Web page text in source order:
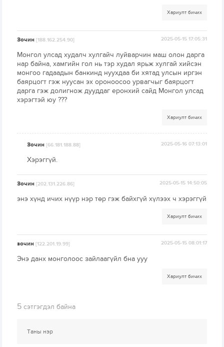
Хариулт бичих
Зочин[188.162.254.90] 2025-05-15 17:05:31
Монгол улсад худалч хулгайч луйварчин маш олон дарга
нар байна, хамгийн гол нь тэр худал ярьж хулгай хийсэн
монгоо гадаадын банкинд нуухдаа би хятад улсын иргэн
баярцогт гэж нуусан эх ороноосоо урвагчыг баярцогт
дарга гэж долигнож дууддаг еронхий сайд Монгол улсад
хэрэгтэй юу ???
Хариулт бичих
Зочин[66.181.188.88] 2025-05-16 07:13:01
Хэрэггүй.
Зочин[202.131.226.86] 2025-05-15 14:50:05
энэ хүнд ичих нүүр нэр төр гэж байхгүй хүлээх ч хэрэггүй
Хариулт бичих
зочин[122.201.19.99] 2025-05-15 08:01:17
Энэ данх монголоос зайлаагүйл бна ууу
Хариулт бичих
5 сэтгэгдэл байна